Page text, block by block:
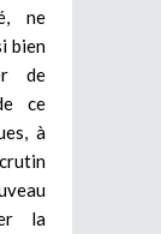
ne
bien
de
ce
à
la